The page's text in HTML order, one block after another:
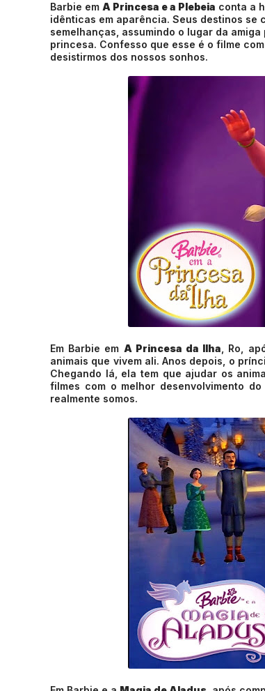
Barbie em A Princesa e a Plebeia conta a
idênticas em aparência. Seus destinos se
semelhanças, assumindo o lugar da
princesa. Confesso que esse é o filme
desistirmos dos nossos sonhos.
Em Barbie em A Princesa da Ilha , Ro,
animais que vivem ali. Anos depois, o
Chegando lá, ela tem que ajudar os
filmes com o melhor desenvolvimento
realmente somos.